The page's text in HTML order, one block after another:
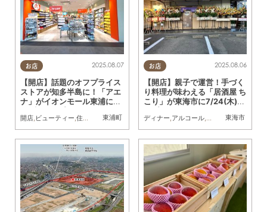
お店
東浦町
2025.08.07
【開店】話題のオフプライス
ストアが知多半島に！「アエ
ナ」がイオンモール東浦に7/
開店, ビューティー,住まい 雑貨,家族 おひとりさま,友人
お店
東海市
2025.08.06
【開店】親子で運営！手づく
り料理が味わえる「居酒屋 ち
こり」が東海市に7/24(木)オ
ディナー,アルコール,開店 まちネタ